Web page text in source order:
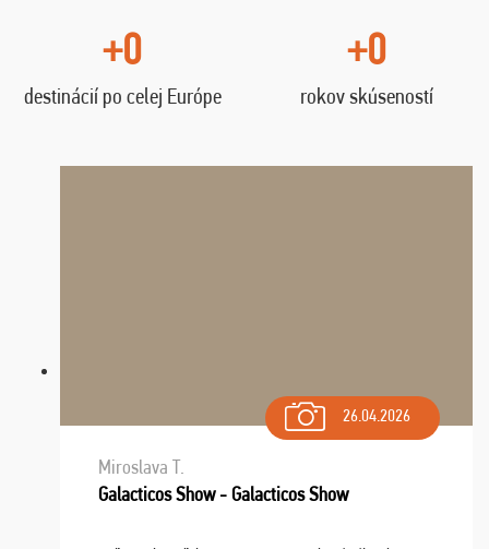
+0
destinácií po celej Európe
+0
rokov skúseností
26.04.2026
Miroslava T.
Galacticos Show - Galacticos Show